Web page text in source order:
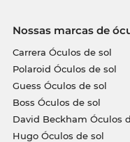
Nossas marcas de
Carrera Óculos de sol
Polaroid Óculos de sol
Guess Óculos de sol
Boss Óculos de sol
David Beckham Óculos
Hugo Óculos de sol